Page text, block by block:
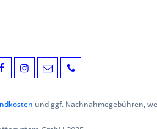
und ggf. Nachnahmegebühren,